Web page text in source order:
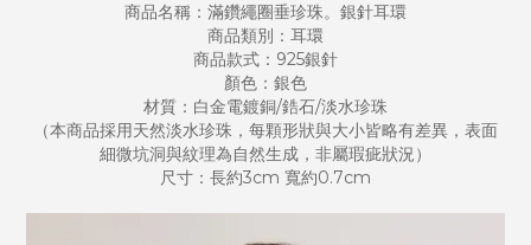
商品名稱：滿鑽繩圈垂珍珠。銀針耳環
商品類別：耳環
商品款式：925銀針
顏色：銀色
材質：白金電鍍銅/鋯石/淡水珍珠
（本商品採用天然淡水珍珠，每顆形狀與大小皆略有差異，表面
細微坑洞與紋理為自然生成，非屬瑕疵狀況）
尺寸：長約3cm 寬約0.7cm